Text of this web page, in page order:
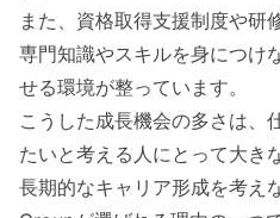
また、資格取得支援制度や研
専門知識やスキルを身につけ
せる環境が整っています。
こうした成長機会の多さは、
たいと考える人にとって大き
長期的なキャリア形成を考え